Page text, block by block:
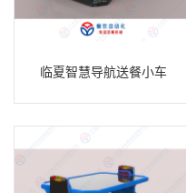
临夏智慧导航送餐小车